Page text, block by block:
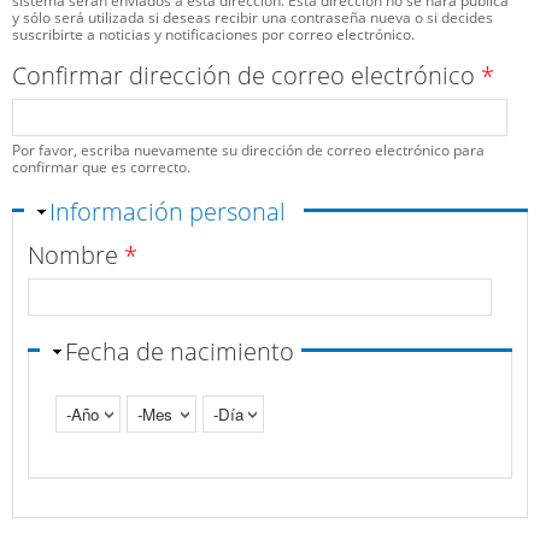
y sólo será utilizada si deseas recibir una contraseña nueva o si decides
suscribirte a noticias y notificaciones por correo electrónico.
Confirmar dirección de correo electrónico *
Por favor, escriba nuevamente su dirección de correo electrónico para
confirmar que es correcto.
Ocultar
Información personal
Nombre *
Fecha de nacimiento
Año
Mes Día